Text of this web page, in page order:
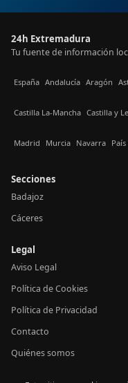
24h Extremadura
Tu fuente de información
España Andalucía Aragón
Castilla La-Mancha Castilla y
Madrid Murcia Navarra País
Secciones
Badajoz
Cáceres
Legal
Aviso Legal
Política de Cookies
Política de Privacidad
Contacto
Quiénes somos